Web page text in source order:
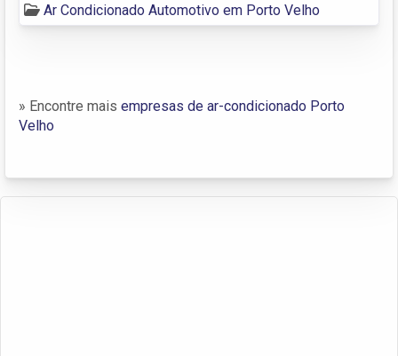
Ar Condicionado Automotivo em Porto Velho
» Encontre mais empresas de ar-condicionado Porto
Velho